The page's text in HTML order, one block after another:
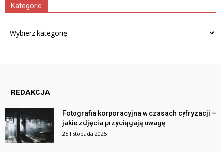
Kategorie
Kategorie
REDAKCJA
Fotografia korporacyjna w czasach cyfryzacji –
jakie zdjęcia przyciągają uwagę
25 listopada 2025